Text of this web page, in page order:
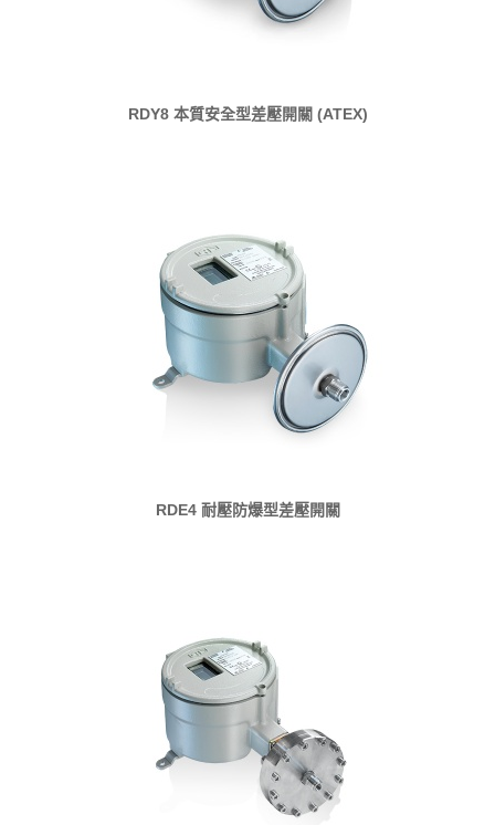
RDY8 本質安全型差壓開關 (ATEX)
RDE4 耐壓防爆型差壓開關